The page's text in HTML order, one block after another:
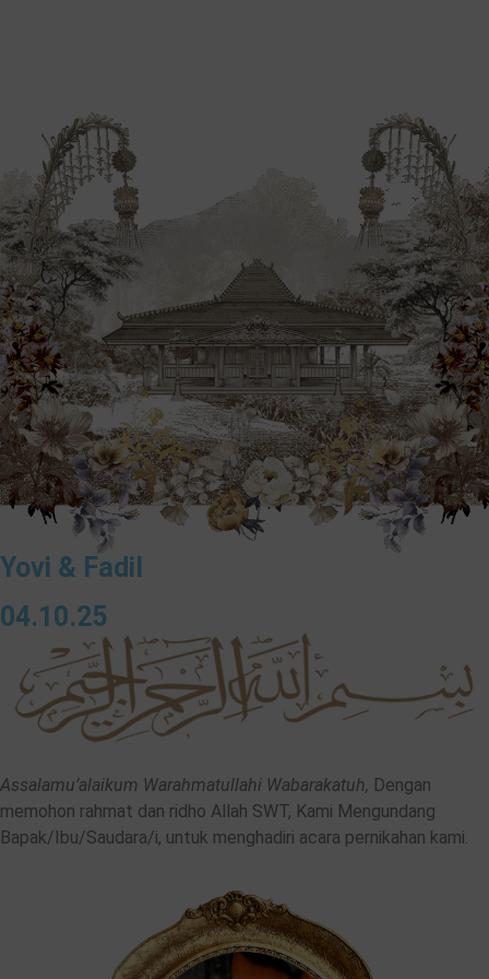
Yovi & Fadil
04.10.25
Assalamu’alaikum Warahmatullahi Wabarakatuh, Dengan
memohon rahmat dan ridho Allah SWT, Kami Mengundang
Bapak/Ibu/Saudara/i, untuk menghadiri acara pernikahan kami.